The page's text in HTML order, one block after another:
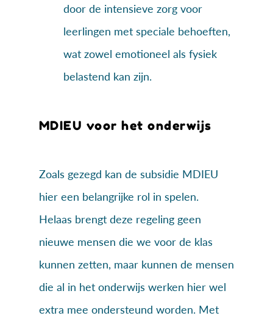
door de intensieve zorg voor
leerlingen met speciale behoeften,
wat zowel emotioneel als fysiek
belastend kan zijn.
MDIEU voor het onderwijs
Zoals gezegd kan de subsidie MDIEU
hier een belangrijke rol in spelen.
Helaas brengt deze regeling geen
nieuwe mensen die we voor de klas
kunnen zetten, maar kunnen de mensen
die al in het onderwijs werken hier wel
extra mee ondersteund worden. Met